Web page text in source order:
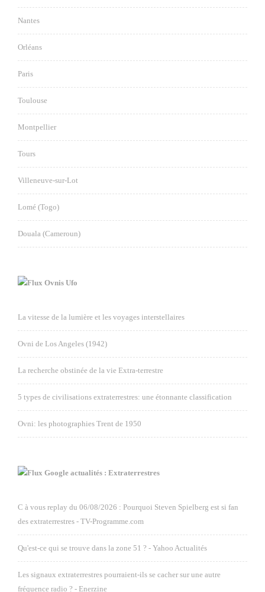
Nantes
Orléans
Paris
Toulouse
Montpellier
Tours
Villeneuve-sur-Lot
Lomé (Togo)
Douala (Cameroun)
Ovnis Ufo
La vitesse de la lumière et les voyages interstellaires
Ovni de Los Angeles (1942)
La recherche obstinée de la vie Extra-terrestre
5 types de civilisations extraterrestres: une étonnante classification
Ovni: les photographies Trent de 1950
Google actualités : Extraterrestres
C à vous replay du 06/08/2026 : Pourquoi Steven Spielberg est si fan
des extraterrestres - TV-Programme.com
Qu'est-ce qui se trouve dans la zone 51 ? - Yahoo Actualités
Les signaux extraterrestres pourraient-ils se cacher sur une autre
fréquence radio ? - Enerzine